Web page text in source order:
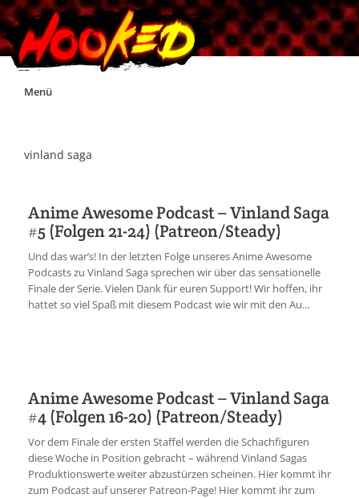
Skip
Menü
Impressum
Jobs
vinland saga
Anime Awesome Podcast – Vinland Saga
#5 (Folgen 21-24) (Patreon/Steady)
Und das war’s! In der letzten Folge unseres Anime Awesome
Podcasts zu Vinland Saga sprechen wir über das sensationelle
Finale der Serie. Vielen Dank für euren Support! Wir hoffen, ihr
hattet so viel Spaß mit diesem Podcast wie wir mit den Au...
Anime Awesome Podcast – Vinland Saga
#4 (Folgen 16-20) (Patreon/Steady)
Vor dem Finale der ersten Staffel werden die Schachfiguren
diese Woche in Position gebracht – während Vinland Sagas
Produktionswerte weiter abzustürzen scheinen. Hier kommt ihr
zum Podcast auf unserer Patreon-Page! Hier kommt ihr zum